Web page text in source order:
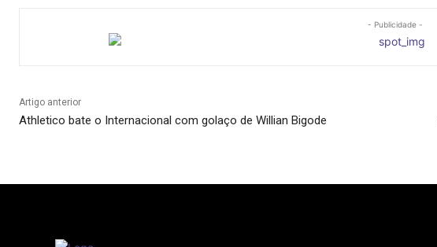
- Publicidade -
Artigo anterior
Athletico bate o Internacional com golaço de Willian Bigode